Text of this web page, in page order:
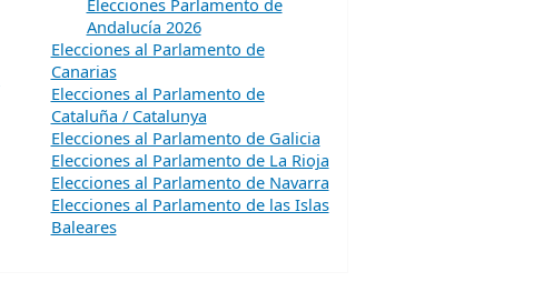
Elecciones Parlamento de
Andalucía 2026
Elecciones al Parlamento de
Canarias
Elecciones al Parlamento de
Cataluña / Catalunya
Elecciones al Parlamento de Galicia
Elecciones al Parlamento de La Rioja
Elecciones al Parlamento de Navarra
Elecciones al Parlamento de las Islas
Baleares